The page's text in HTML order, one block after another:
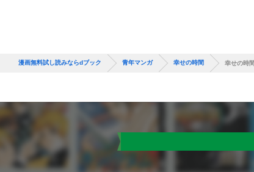
漫画無料試し読みならdブック 青年マンガ 幸せの時間 幸せの時